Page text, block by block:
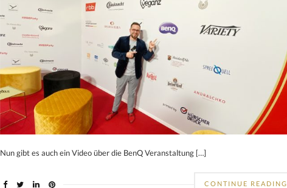
Nun gibt es auch ein Video über die BenQ Veranstaltung […]
CONTINUE READING